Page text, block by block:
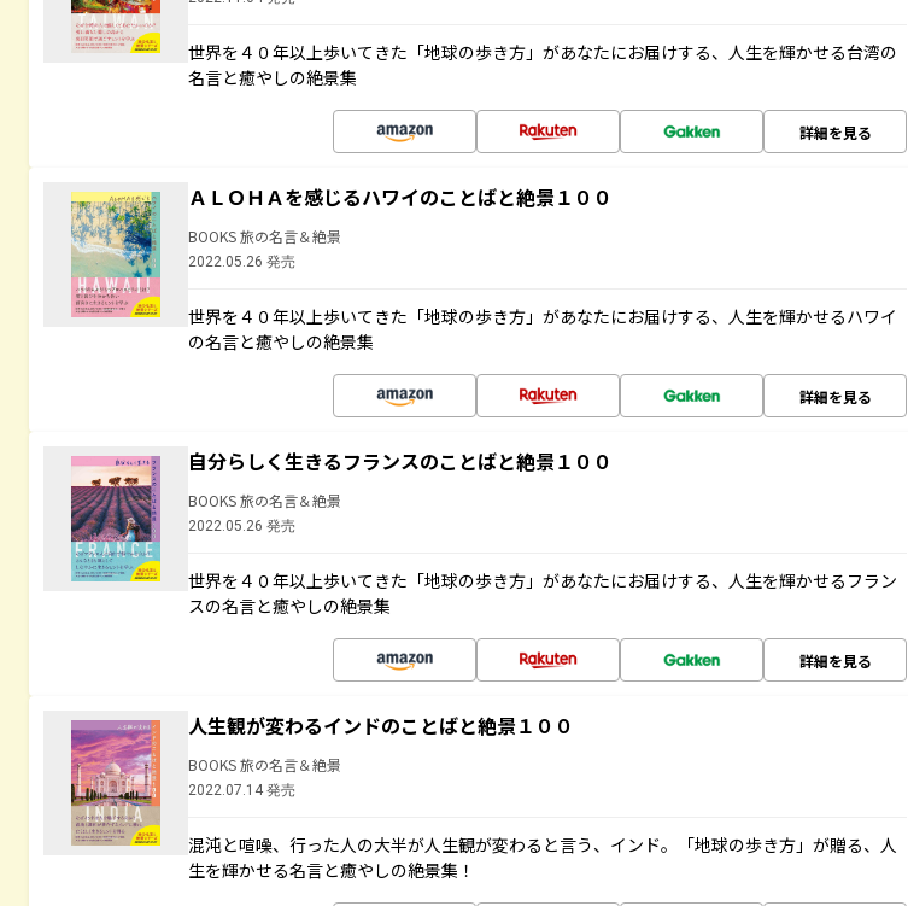
世界を４０年以上歩いてきた「地球の歩き方」があなたにお届けする、人生を輝かせる台湾の
名言と癒やしの絶景集
詳細を見る
ＡＬＯＨＡを感じるハワイのことばと絶景１００
BOOKS 旅の名言＆絶景
2022.05.26 発売
世界を４０年以上歩いてきた「地球の歩き方」があなたにお届けする、人生を輝かせるハワイ
の名言と癒やしの絶景集
詳細を見る
自分らしく生きるフランスのことばと絶景１００
BOOKS 旅の名言＆絶景
2022.05.26 発売
世界を４０年以上歩いてきた「地球の歩き方」があなたにお届けする、人生を輝かせるフラン
スの名言と癒やしの絶景集
詳細を見る
人生観が変わるインドのことばと絶景１００
BOOKS 旅の名言＆絶景
2022.07.14 発売
混沌と喧噪、行った人の大半が人生観が変わると言う、インド。「地球の歩き方」が贈る、人
生を輝かせる名言と癒やしの絶景集！